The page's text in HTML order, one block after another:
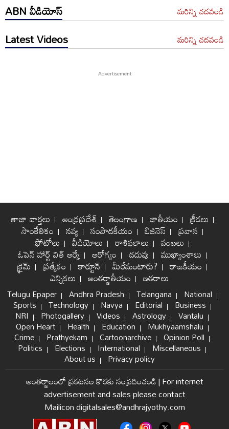
ABN వీడియోస్ మరిన్ని చదవండి
Latest Videos మరిన్ని చదవండి
తాజా వార్తలు ఆంధ్రప్రదేశ్ తెలంగాణ జాతీయం క్రీడలు
సాంకేతికం నవ్య సంపాదకీయం బిజినెస్ ప్రవాస
ఫోటోలు వీడియోలు రాశిఫలాలు వంటలు
ఓపెన్ హార్ట్ విత్ ఆర్కే ఆరోగ్యం చదువు ముఖ్యాంశాలు
క్రైమ్ ప్రత్యేకం కార్టూన్ మీరేమంటారు? రాజకీయం
ఎన్నికలు అంతర్జాతీయం ఇతరాలు
Telugu Epaper Andhra Pradesh Telangana National
Sports Technology Navya Editorial Business
NRI Photogallery Videos Astrology Vantalu
Open Heart Health Education Mukhyaamshalu
Crime Prathyekam Cartoonarchive Opinion Poll
Politics Elections International Miscellaneous
About us Privacy policy
అంతర్జాలంలో ప్రకటనల కొరకు సంప్రదించండి|For internet
advertisement and sales please contact
Mailicon digitalsales@andhrajyothy.com